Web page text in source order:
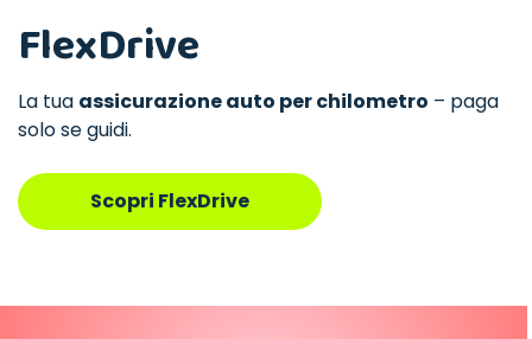
FlexDrive
La tua assicurazione auto per chilometro – paga
solo se guidi.
Scopri FlexDrive